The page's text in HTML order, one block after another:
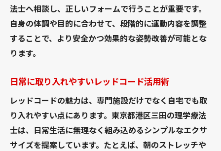
法士へ相談し、正しいフォームで行うことが重要です。
自身の体調や目的に合わせて、段階的に運動内容を調整
することで、より安全かつ効果的な姿勢改善が可能とな
ります。
日常に取り入れやすいレッドコード活用術
レッドコードの魅力は、専門施設だけでなく自宅でも取
り入れやすい点にあります。東京都港区三田の理学療法
士は、日常生活に無理なく組み込めるシンプルなエクサ
サイズを提案しています。たとえば、朝のストレッチや